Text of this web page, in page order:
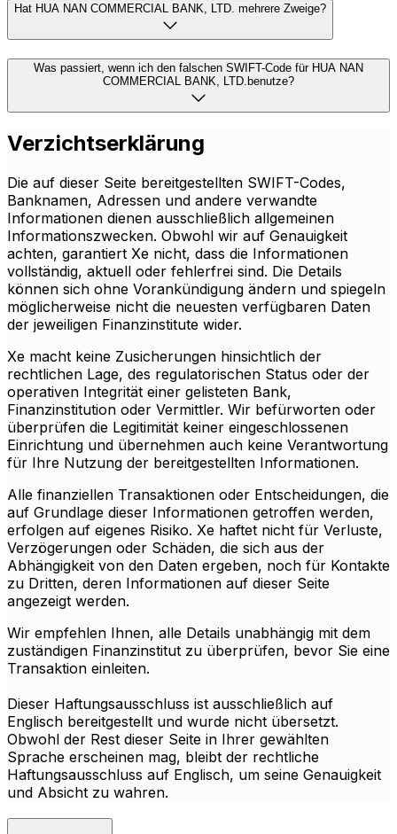
Hat HUA NAN COMMERCIAL BANK, LTD. mehrere Zweige?
Was passiert, wenn ich den falschen SWIFT-Code für HUA NAN
COMMERCIAL BANK, LTD.benutze?
Verzichtserklärung
Die auf dieser Seite bereitgestellten SWIFT-Codes,
Banknamen, Adressen und andere verwandte
Informationen dienen ausschließlich allgemeinen
Informationszwecken. Obwohl wir auf Genauigkeit
achten, garantiert Xe nicht, dass die Informationen
vollständig, aktuell oder fehlerfrei sind. Die Details
können sich ohne Vorankündigung ändern und spiegeln
möglicherweise nicht die neuesten verfügbaren Daten
der jeweiligen Finanzinstitute wider.
Xe macht keine Zusicherungen hinsichtlich der
rechtlichen Lage, des regulatorischen Status oder der
operativen Integrität einer gelisteten Bank,
Finanzinstitution oder Vermittler. Wir befürworten oder
überprüfen die Legitimität keiner eingeschlossenen
Einrichtung und übernehmen auch keine Verantwortung
für Ihre Nutzung der bereitgestellten Informationen.
Alle finanziellen Transaktionen oder Entscheidungen, die
auf Grundlage dieser Informationen getroffen werden,
erfolgen auf eigenes Risiko. Xe haftet nicht für Verluste,
Verzögerungen oder Schäden, die sich aus der
Abhängigkeit von den Daten ergeben, noch für Kontakte
zu Dritten, deren Informationen auf dieser Seite
angezeigt werden.
Wir empfehlen Ihnen, alle Details unabhängig mit dem
zuständigen Finanzinstitut zu überprüfen, bevor Sie eine
Transaktion einleiten.
Dieser Haftungsausschluss ist ausschließlich auf
Englisch bereitgestellt und wurde nicht übersetzt.
Obwohl der Rest dieser Seite in Ihrer gewählten
Sprache erscheinen mag, bleibt der rechtliche
Haftungsausschluss auf Englisch, um seine Genauigkeit
und Absicht zu wahren.